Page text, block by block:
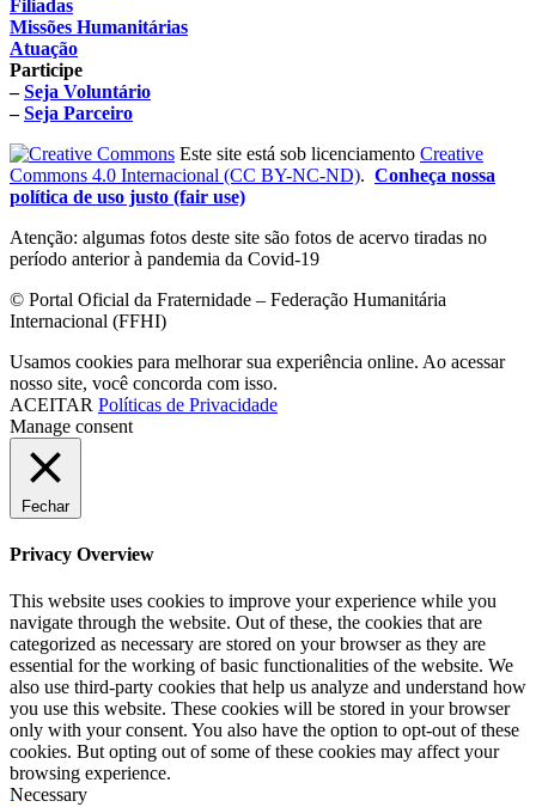
Filiadas
Missões Humanitárias
Atuação
Participe
–Seja Voluntário
–Seja Parceiro
Este site está sob licenciamento Creative
Commons 4.0 Internacional (CC BY-NC-ND). Conheça nossa
política de uso justo (fair use)
Atenção: algumas fotos deste site são fotos de acervo tiradas no
período anterior à pandemia da Covid-19
© Portal Oficial da Fraternidade – Federação Humanitária
Internacional (FFHI)
Usamos cookies para melhorar sua experiência online. Ao acessar
nosso site, você concorda com isso.
ACEITAR Políticas de Privacidade
Manage consent
Fechar
Privacy Overview
This website uses cookies to improve your experience while you
navigate through the website. Out of these, the cookies that are
categorized as necessary are stored on your browser as they are
essential for the working of basic functionalities of the website. We
also use third-party cookies that help us analyze and understand how
you use this website. These cookies will be stored in your browser
only with your consent. You also have the option to opt-out of these
cookies. But opting out of some of these cookies may affect your
browsing experience.
Necessary